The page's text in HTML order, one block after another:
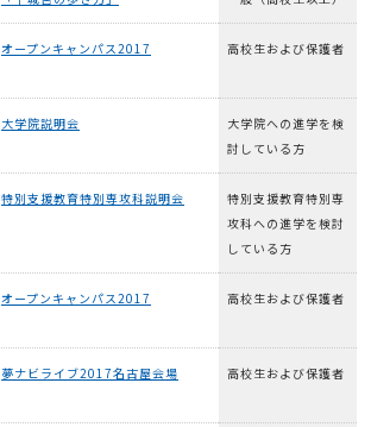
オープンキャンパス2017 高校生および保護者
大学院説明会
大学院への進学を検
討している方
特別支援教育特別専攻科説明会
特別支援教育特別専
攻科への進学を検討
している方
オープンキャンパス2017 高校生および保護者
夢ナビライブ2017名古屋会場 高校生および保護者